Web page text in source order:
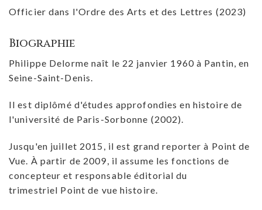
Officier dans l'Ordre des Arts et des Lettres (2023)
Biographie
Philippe Delorme naît le 22 janvier 1960 à Pantin, en
Seine-Saint-Denis.
Il est diplômé d'études approfondies en histoire de
l'université de Paris-Sorbonne (2002).
Jusqu'en juillet 2015, il est grand reporter à Point de
Vue. À partir de 2009, il assume les fonctions de
concepteur et responsable éditorial du
trimestriel Point de vue histoire.